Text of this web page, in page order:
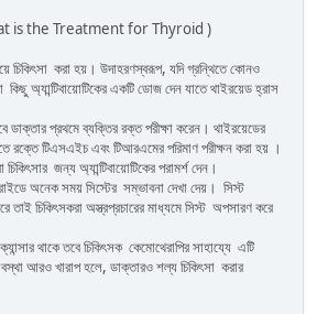
is the Treatment for Thyroid )
চিকিৎসা করা হয়। উদাহরণস্বরূপ, যদি গ্রন্থিতে কোনও
কিছু অ্যান্টিবায়োটিকের একটি ডোজ দেন যাতে থাইরয়েড হ্রাস
ডাক্তার প্রথমে ব্যক্তির রক্ত ​​পরীক্ষা করেন। থাইরয়েডের
রক্তে টিএসএইচ এবং টিআরএমের পরিমাণ পরীক্ষন করা হয় ।
জন্য অ্যান্টিবায়োটিকের পরামর্শ দেন।
অনেক সময় সিস্টের সম্ভাবনা দেখা দেয়। সিস্ট
তাই চিকিৎসকরা অস্ত্রপ্রচারের মাধ্যমে সিস্ট অপসারণ করে
থাকে তবে চিকিৎসক কেমোথেরাপির সাহায্যে এটি
আরও খারাপ হলে, ডাক্তারও শল্য চিকিৎসা করার